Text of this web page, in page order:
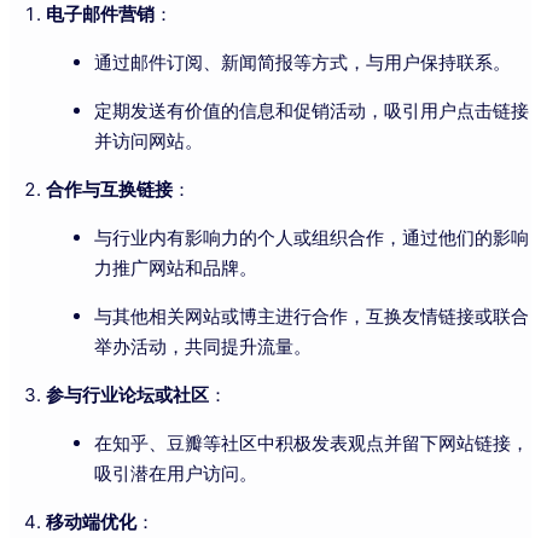
电子邮件营销 ：
通过邮件订阅、新闻简报等方式，与用户保持联系。
定期发送有价值的信息和促销活动，吸引用户点击链接
并访问网站。
合作与互换链接：
与行业内有影响力的个人或组织合作，通过他们的影响
力推广网站和品牌。
与其他相关网站或博主进行合作，互换友情链接或联合
举办活动，共同提升流量。
参与行业论坛或社区 ：
在知乎、豆瓣等社区中积极发表观点并留下网站链接，
吸引潜在用户访问。
移动端优化：